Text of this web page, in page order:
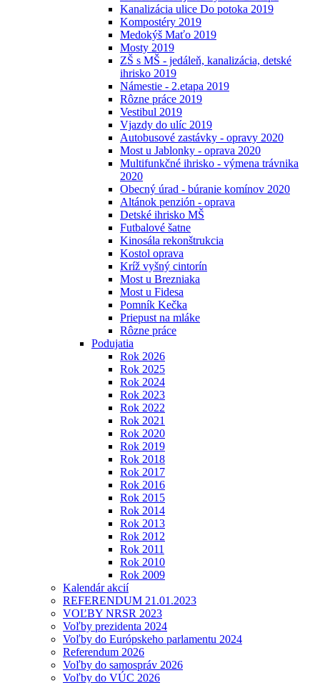
Kanalizácia ulice Do potoka 2019
Kompostéry 2019
Medokýš Maťo 2019
Mosty 2019
ZŠ s MŠ - jedáleň, kanalizácia, detské
ihrisko 2019
Námestie - 2.etapa 2019
Rôzne práce 2019
Vestibul 2019
Vjazdy do ulíc 2019
Autobusové zastávky - opravy 2020
Most u Jablonky - oprava 2020
Multifunkčné ihrisko - výmena trávnika
2020
Obecný úrad - búranie komínov 2020
Altánok penzión - oprava
Detské ihrisko MŠ
Futbalové šatne
Kinosála rekonštrukcia
Kostol oprava
Kríž vyšný cintorín
Most u Brezniaka
Most u Fidesa
Pomník Kečka
Priepust na mláke
Rôzne práce
Podujatia
Rok 2026
Rok 2025
Rok 2024
Rok 2023
Rok 2022
Rok 2021
Rok 2020
Rok 2019
Rok 2018
Rok 2017
Rok 2016
Rok 2015
Rok 2014
Rok 2013
Rok 2012
Rok 2011
Rok 2010
Rok 2009
Kalendár akcií
REFERENDUM 21.01.2023
VOĽBY NRSR 2023
Voľby prezidenta 2024
Voľby do Európskeho parlamentu 2024
Referendum 2026
Voľby do samospráv 2026
Voľby do VÚC 2026